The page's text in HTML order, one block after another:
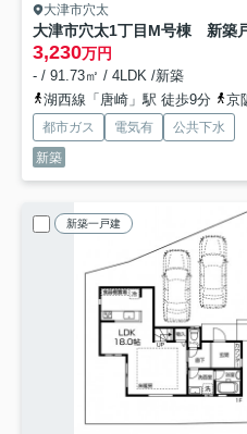
大津市穴太
大津市穴太1丁目M号棟 新築
3,230万円
- / 91.73㎡ / 4LDK /新築
湖西線「唐崎」駅 徒歩9分
京
都市ガス 電気有
公共下水
新築
新築一戸建